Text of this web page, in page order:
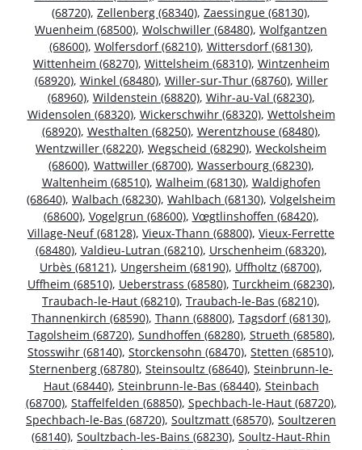
(68720), Zellenberg (68340), Zaessingue (68130),
Wuenheim (68500), Wolschwiller (68480), Wolfgantzen
(68600), Wolfersdorf (68210), Wittersdorf (68130),
Wittenheim (68270), Wittelsheim (68310), Wintzenheim
(68920), Winkel (68480), Willer-sur-Thur (68760), Willer
(68960), Wildenstein (68820), Wihr-au-Val (68230),
Widensolen (68320), Wickerschwihr (68320), Wettolsheim
(68920), Westhalten (68250), Werentzhouse (68480),
Wentzwiller (68220), Wegscheid (68290), Weckolsheim
(68600), Wattwiller (68700), Wasserbourg (68230),
Waltenheim (68510), Walheim (68130), Waldighofen
(68640), Walbach (68230), Wahlbach (68130), Volgelsheim
(68600), Vogelgrun (68600), Vœgtlinshoffen (68420),
Village-Neuf (68128), Vieux-Thann (68800), Vieux-Ferrette
(68480), Valdieu-Lutran (68210), Urschenheim (68320),
Urbès (68121), Ungersheim (68190), Uffholtz (68700),
Uffheim (68510), Ueberstrass (68580), Turckheim (68230),
Traubach-le-Haut (68210), Traubach-le-Bas (68210),
Thannenkirch (68590), Thann (68800), Tagsdorf (68130),
Tagolsheim (68720), Sundhoffen (68280), Strueth (68580),
Stosswihr (68140), Storckensohn (68470), Stetten (68510),
Sternenberg (68780), Steinsoultz (68640), Steinbrunn-le-
Haut (68440), Steinbrunn-le-Bas (68440), Steinbach
(68700), Staffelfelden (68850), Spechbach-le-Haut (68720),
Spechbach-le-Bas (68720), Soultzmatt (68570), Soultzeren
(68140), Soultzbach-les-Bains (68230), Soultz-Haut-Rhin